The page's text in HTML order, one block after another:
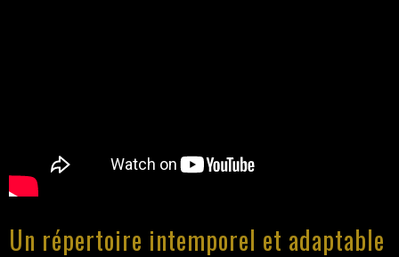
Un répertoire intemporel et adaptable